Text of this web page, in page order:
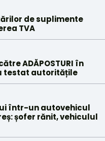
de suplimente
TVA
ADĂPOSTURI în
testat autoritățile
într-un autovehicul
șofer rănit, vehiculul